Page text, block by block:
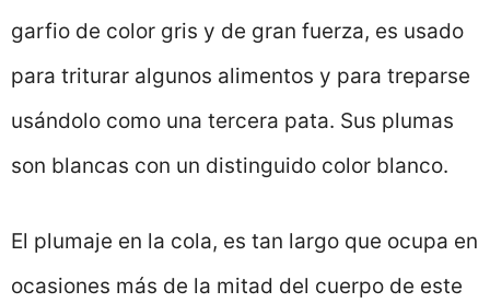
garfio de color gris y de gran fuerza, es usado
para triturar algunos alimentos y para treparse
usándolo como una tercera pata. Sus plumas
son blancas con un distinguido color blanco.
El plumaje en la cola, es tan largo que ocupa en
ocasiones más de la mitad del cuerpo de este